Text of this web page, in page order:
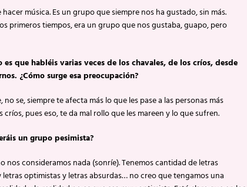
música. Es un grupo que siempre nos ha gustado, sin más.
primeros tiempos, era un grupo que nos gustaba, guapo, pero
que habléis varias veces de los chavales, de los críos, desde
¿Cómo surge esa preocupación?
no se, siempre te afecta más lo que les pase a las personas más
críos, pues eso, te da mal rollo que les mareen y lo que sufren.
un grupo pesimista?
nos consideramos nada (sonríe). Tenemos cantidad de letras
letras optimistas y letras absurdas… no creo que tengamos una